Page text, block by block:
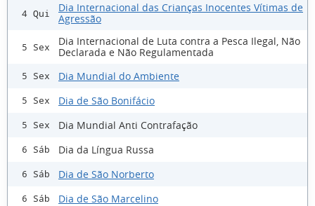
4 Qui
Dia Internacional das Crianças Inocentes Vítimas de
Agressão
5 Sex
Dia Internacional de Luta contra a Pesca Ilegal, Não
Declarada e Não Regulamentada
5 Sex Dia Mundial do Ambiente
5 Sex Dia de São Bonifácio
5 Sex Dia Mundial Anti Contrafação
6 Sáb Dia da Língua Russa
6 Sáb Dia de São Norberto
6 Sáb Dia de São Marcelino